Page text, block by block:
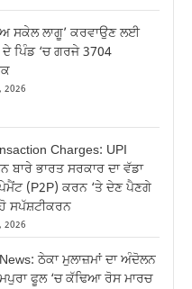
ਸਕੇਲ ਲਾਗੂ’ ਕਰਵਾਉਣ ਲਈ
ਦੇ ਪਿੰਡ ‘ਚ ਗਰਜੇ 3704
2026
Charges: UPI
ਬਾਰੇ ਭਾਰਤ ਸਰਕਾਰ ਦਾ ਵੱਡਾ
(P2P) ਕਰਨ ‘ਤੇ ਦੇਣ ਪੈਣਗੇ
ਸਪੱਸ਼ਟੀਕਰਨ
2026
ਠੇਕਾ ਮੁਲਾਜ਼ਮਾਂ ਦਾ ਅੰਦੋਲਨ
ਫੂਲ ‘ਚ ਕੱਢਿਆ ਰੋਸ ਮਾਰਚ